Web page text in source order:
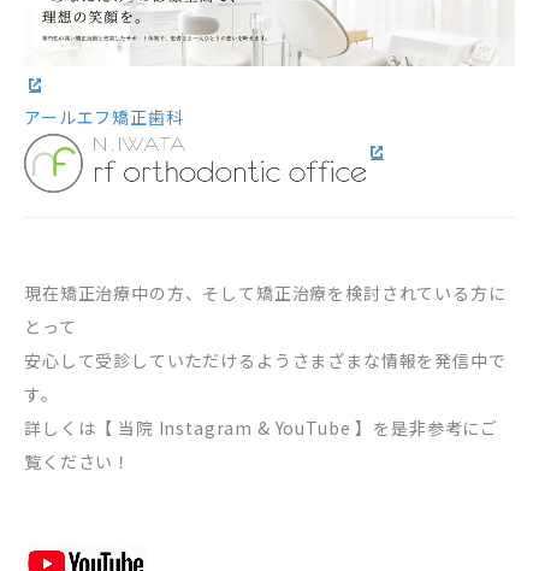
アールエフ矯正歯科
現在矯正治療中の方、そして矯正治療を検討されている方に
とって
安心して受診していただけるようさまざまな情報を発信中で
す。
詳しくは【 当院 Instagram & YouTube 】を是非参考にご
覧ください！